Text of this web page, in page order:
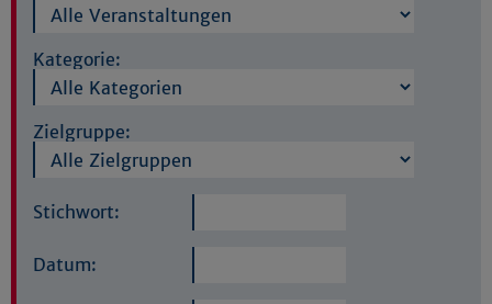
Kategorie:
Zielgruppe:
Stichwort:
Datum: